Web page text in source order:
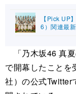
【Pick UP
6）関連最
「乃木坂46 真
で開幕したことを
社）の公式Twitter